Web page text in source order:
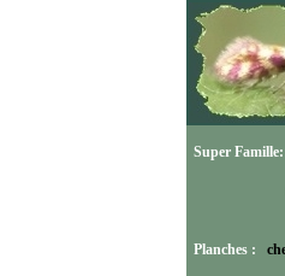
Super
Planches :